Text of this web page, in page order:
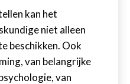
kan het
niet alleen
beschikken. Ook
van belangrijke
van